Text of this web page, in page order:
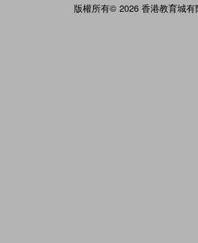
版權所有© 2026 香港教育城有